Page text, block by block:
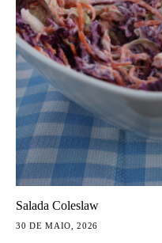
Salada Coleslaw
30 DE MAIO, 2026